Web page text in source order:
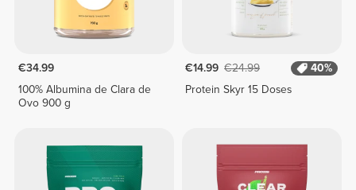
€34.99
100% Albumina de Clara de
Ovo 900 g
€14.99 €24.99
40%
Protein Skyr 15 Doses